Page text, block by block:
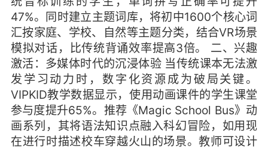
47%。同时建立主题词库，将初中1600个核心词
汇按家庭、学校、自然等主题分类，结合VR场景
模拟对话，比传统背诵效率提高3倍。 二、兴趣
激活：多媒体时代的沉浸体验 当传统课本无法激
发学习动力时，数字化资源成为破局关键。
VIPKID教学数据显示，使用动画课件的学生课堂
参与度提升65%。推荐《Magic School Bus》动
画系列，其将语法知识点融入科幻冒险，如用现
在进行时描述校车穿越火山的场景。教师可设计